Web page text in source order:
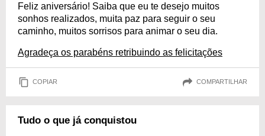
Feliz aniversário! Saiba que eu te desejo muitos
sonhos realizados, muita paz para seguir o seu
caminho, muitos sorrisos para animar o seu dia.
Agradeça os parabéns retribuindo as felicitações
COPIAR COMPARTILHAR
Tudo o que já conquistou